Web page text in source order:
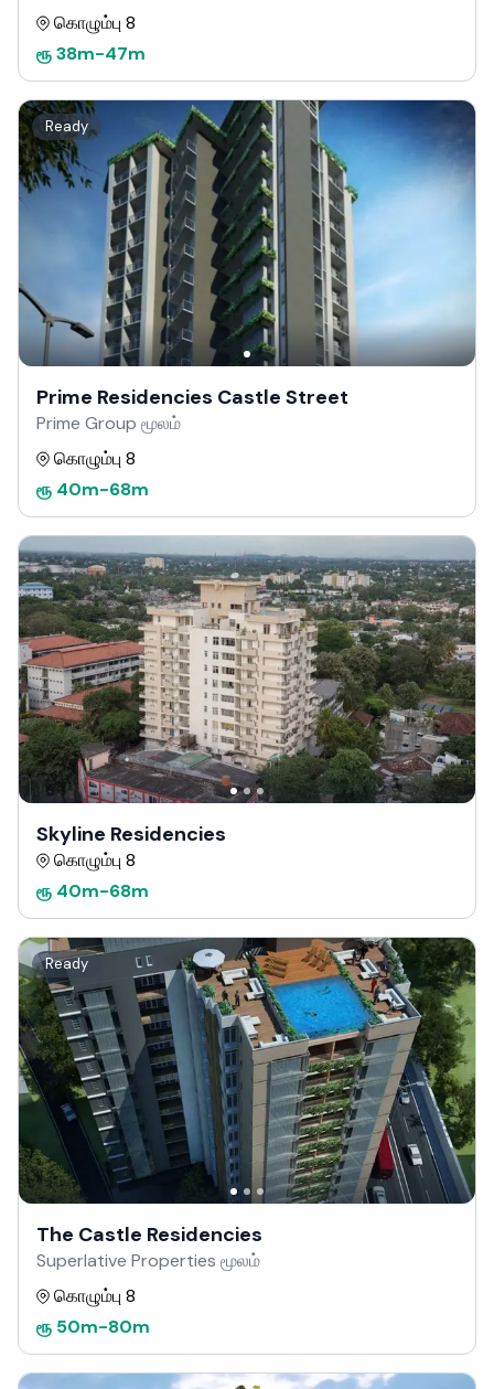
கொழும்பு 8
ரூ38m-47m
Ready
Prime Residencies Castle Street
Prime Group மூலம்
கொழும்பு 8
ரூ 40m-68m
Skyline Residencies
கொழும்பு 8
ரூ 40m-68m
Ready
The Castle Residencies
Superlative Properties மூலம்
கொழும்பு 8
ரூ 50m-80m